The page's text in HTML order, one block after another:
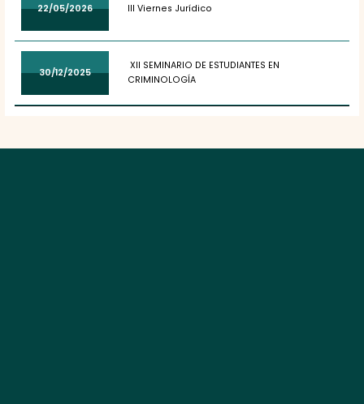
22/05/2026 III Viernes Jurídico
30/12/2025
XII SEMINARIO DE ESTUDIANTES EN
CRIMINOLOGÍA